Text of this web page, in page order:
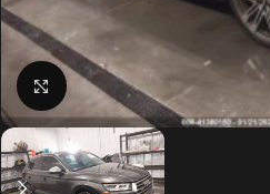
Click to enlarge